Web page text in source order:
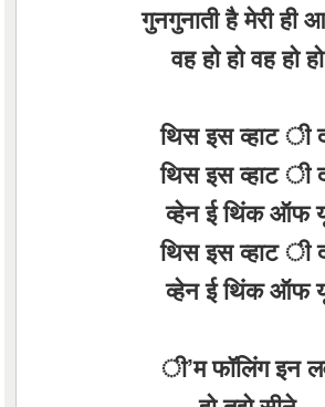
गुनगुनाती है मेरी ही
वह हो हो वह हो हो
थिस इस व्हाट ी
थिस इस व्हाट ी
व्हेन ई थिंक ऑफ
थिस इस व्हाट ी
व्हेन ई थिंक ऑफ
ी’म फॉलिंग इन